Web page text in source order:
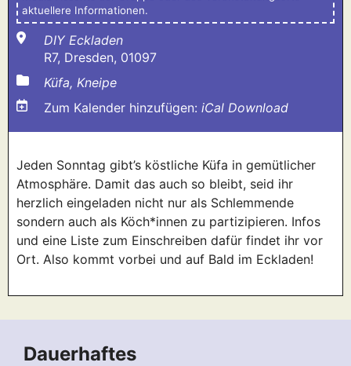
aktuellere Informationen.
DIY Eckladen
R7, Dresden, 01097
Küfa, Kneipe
Zum Kalender hinzufügen: iCal Download
Jeden Sonntag gibt’s köstliche Küfa in gemütlicher
Atmosphäre. Damit das auch so bleibt, seid ihr
herzlich eingeladen nicht nur als Schlemmende
sondern auch als Köch*innen zu partizipieren. Infos
und eine Liste zum Einschreiben dafür findet ihr vor
Ort. Also kommt vorbei und auf Bald im Eckladen!
Dauerhaftes